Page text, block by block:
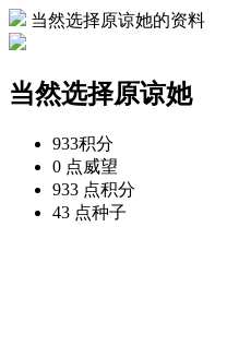
当然选择原谅她的资料
当然选择原谅她
933积分
0 点威望
933 点积分
43 点种子